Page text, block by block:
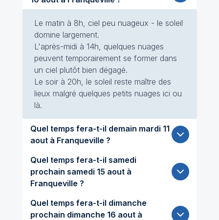
Le matin à 8h, ciel peu nuageux - le soleil
domine largement.
L'après-midi à 14h, quelques nuages
peuvent temporairement se former dans
un ciel plutôt bien dégagé.
Le soir à 20h, le soleil reste maître des
lieux malgré quelques petits nuages ici ou
là.
Quel temps fera-t-il demain mardi 11
aout à Franqueville ?
Quel temps fera-t-il samedi
prochain samedi 15 aout à
Franqueville ?
Quel temps fera-t-il dimanche
prochain dimanche 16 aout à